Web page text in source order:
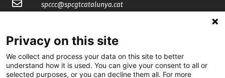
spccc@spcgtcatalunya.cat
@CGTCatalunya
Privacy on this site
We collect and process your data on this site to better
understand how it is used. You can give your consent to all or
selected purposes, or you can decline them all. For more